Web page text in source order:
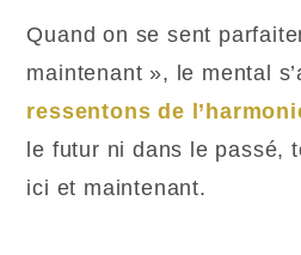
Quand on se sent
maintenant », le mental
ressentons de
le futur ni dans le passé,
ici et maintenant.